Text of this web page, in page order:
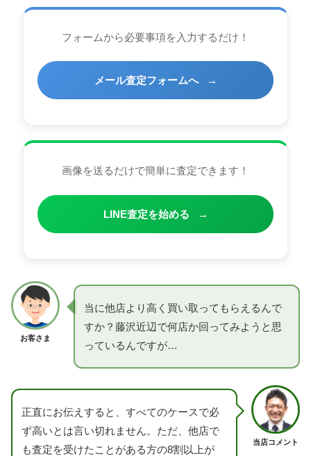
フォームから必要事項を入力するだけ！
メール査定フォームへ →
画像を送るだけで簡単に査定できます！
LINE査定を始める →
お客さま
当に他店より高く買い取ってもらえるんで
すか？藤沢近辺で何店か回ってみようと思
っているんですが…
当店コメント
正直にお伝えすると、すべてのケースで必
ず高いとは言い切れません。ただ、他店で
も査定を受けたことがある方の8割以上が